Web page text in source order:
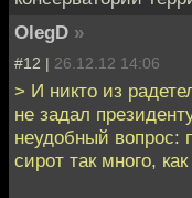
OlegD »
#12 | 26.12.12 14:06
> И никто из
не задал
неудобный вопрос:
сирот так много,